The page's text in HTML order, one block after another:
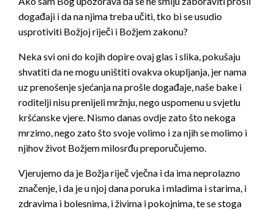
događaji i da na njima treba učiti, tko bi se usudio
usprotiviti Božjoj riječi i Božjem zakonu?
Neka svi oni do kojih dopire ovaj glas i slika, pokušaju
shvatiti da ne mogu uništiti ovakva okupljanja, jer nama
uz prenošenje sjećanja na prošle događaje, naše bake i
roditelji nisu prenijeli mržnju, nego uspomenu u svjetlu
kršćanske vjere. Nismo danas ovdje zato što nekoga
mrzimo, nego zato što svoje volimo i za njih se molimo i
njihov život Božjem milosrđu preporučujemo.
Vjerujemo da je Božja riječ vječna i da ima neprolazno
značenje, i da je u njoj dana poruka i mladima i starima, i
zdravima i bolesnima, i živima i pokojnima, te se stoga